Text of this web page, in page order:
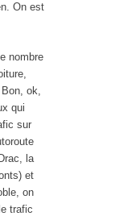
On est
nombre
ok,
qui
sur
la
et
on
trafic